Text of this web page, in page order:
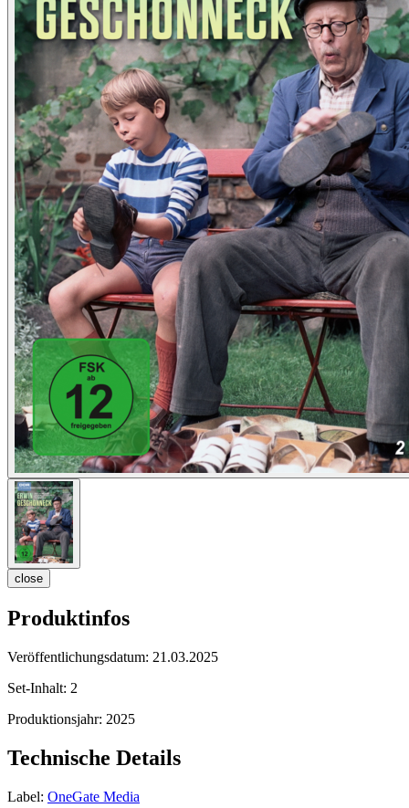
close
Produktinfos
Veröffentlichungsdatum: 21.03.2025
Set-Inhalt: 2
Produktionsjahr: 2025
Technische Details
Label: OneGate Media